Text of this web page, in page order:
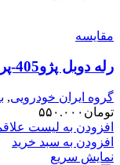
مقایسه
رله دوبل پژو405-پراید الپا LE-382
گروه ایران خودرویی,
تومان ۵۵۰.۰۰۰
افزودن به لیست
افزودن به سبد خرید
نمایش سریع